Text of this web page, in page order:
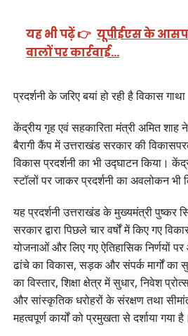
यह भी पढ़ें 👉 यूपीईएस के
वालों पर कार्रवाई…
प्रदर्शनी के जरिए बयां हो रही है विकास गाथा
केंद्रीय गृह एवं सहकारिता मंत्री अमित शाह ने
बैरागी कैंप में उत्तराखंड सरकार की
विकास प्रदर्शनी का भी उद्घाटन किया।
स्टॉलों पर जाकर प्रदर्शनी का अवलोकन भी
यह प्रदर्शनी उत्तराखंड के मुख्यमंत्री पुष्कर
सरकार द्वारा पिछले चार वर्षों में किए गए
योजनाओं और लिए गए ऐतिहासिक निर्णयों
ढांचे का विकास, सड़क और संपर्क मार्गों का
का विस्तार, शिक्षा क्षेत्र में सुधार, निवेश
और सांस्कृतिक धरोहरों के संरक्षण तथा
महत्वपूर्ण कार्यों को प्रमुखता से दर्शाया गया है।